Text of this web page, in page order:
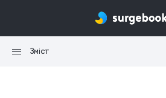
Зміст